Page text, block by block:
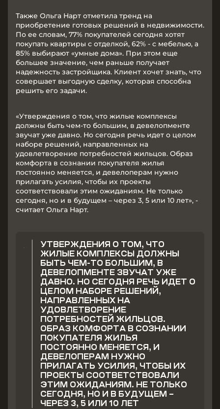
Также Ольга Нарт отметила тренд на
приобретение готовых решений в недвижимости.
По ее словам, 77% покупателей сегодня хотят
покупать квартиры с отделкой, 62% - с мебелью, а
85% выбирают «умные дома». При этом еще
большее значение, чем раньше получает
надежность застройщика. Клиент хочет знать, что
совершает выгодную сделку, которая способна
решить его задачи.
«Утверждения о том, что жилые комплексы
должны быть чем-то большим, в девелопменте
звучат уже давно. Но сегодня речь идет о целом
наборе решений, направленных на
удовлетворение потребностей жильцов. Образ
комфорта в сознании покупателя жилья
постоянно меняется, и девелоперам нужно
прилагать усилия, чтобы их проекты
соответствовали этим ожиданиям. Не только
сегодня, но и в будущем – через 3, 5 или 10 лет», -
считает Ольга Нарт.
УТВЕРЖДЕНИЯ О ТОМ, ЧТО
ЖИЛЫЕ КОМПЛЕКСЫ ДОЛЖНЫ
БЫТЬ ЧЕМ-ТО БОЛЬШИМ, В
ДЕВЕЛОПМЕНТЕ ЗВУЧАТ УЖЕ
ДАВНО. НО СЕГОДНЯ РЕЧЬ ИДЕТ О
ЦЕЛОМ НАБОРЕ РЕШЕНИЙ,
НАПРАВЛЕННЫХ НА
УДОВЛЕТВОРЕНИЕ
ПОТРЕБНОСТЕЙ ЖИЛЬЦОВ.
ОБРАЗ КОМФОРТА В СОЗНАНИИ
ПОКУПАТЕЛЯ ЖИЛЬЯ
ПОСТОЯННО МЕНЯЕТСЯ, И
ДЕВЕЛОПЕРАМ НУЖНО
ПРИЛАГАТЬ УСИЛИЯ, ЧТОБЫ ИХ
ПРОЕКТЫ СООТВЕТСТВОВАЛИ
ЭТИМ ОЖИДАНИЯМ. НЕ ТОЛЬКО
СЕГОДНЯ, НО И В БУДУЩЕМ –
ЧЕРЕЗ 3, 5 ИЛИ 10 ЛЕТ